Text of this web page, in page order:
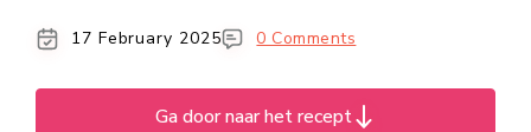
17 February 2025 0 Comments
Ga door naar het recept